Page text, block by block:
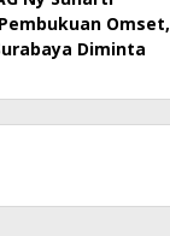
Omset,
Diminta